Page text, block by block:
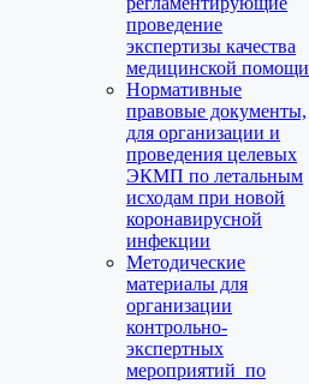
проведение
экспертизы качества
медицинской помощи
Нормативные
правовые документы,
для организации и
проведения целевых
ЭКМП по летальным
исходам при новой
коронавирусной
инфекции
Методические
материалы для
организации
контрольно-
экспертных
мероприятий по